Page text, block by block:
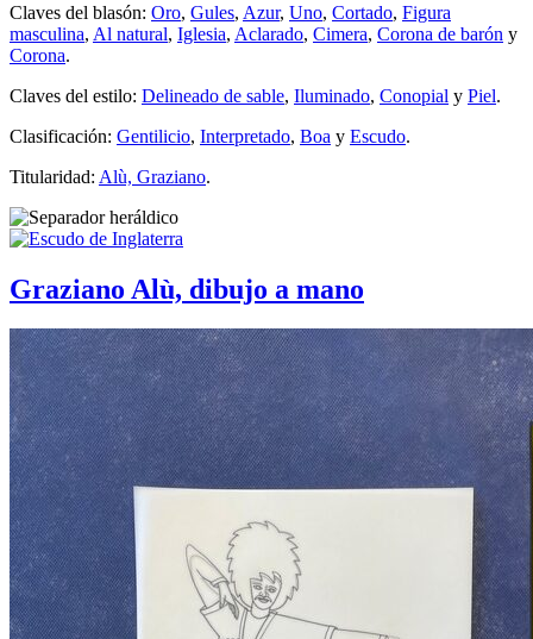
Claves del blasón: Oro, Gules, Azur, Uno, Cortado, Figura
masculina, Al natural, Iglesia, Aclarado, Cimera, Corona de barón y
Corona.
Claves del estilo: Delineado de sable, Iluminado, Conopial y Piel.
Clasificación: Gentilicio, Interpretado, Boa y Escudo.
Titularidad: Alù, Graziano.
Graziano Alù, dibujo a mano